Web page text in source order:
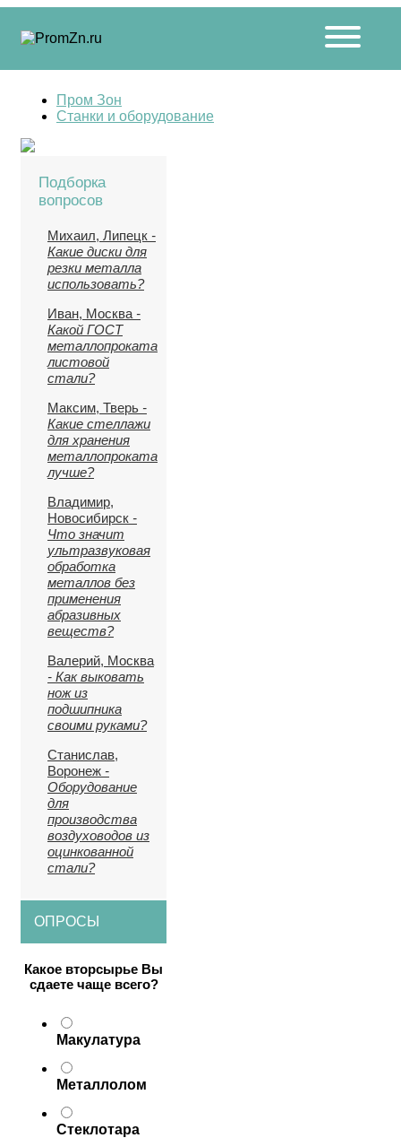
Пром Зон
Станки и оборудование
Подборка
вопросов
Михаил, Липецк -
Какие диски для
резки металла
использовать?
Иван, Москва -
Какой ГОСТ
металлопроката
листовой
стали?
Максим, Тверь -
Какие стеллажи
для хранения
металлопроката
лучше?
Владимир,
Новосибирск -
Что значит
ультразвуковая
обработка
металлов без
применения
абразивных
веществ?
Валерий, Москва
- Как выковать
нож из
подшипника
своими руками?
Станислав,
Воронеж -
Оборудование
для
производства
воздуховодов из
оцинкованной
стали?
ОПРОСЫ
Какое вторсырье Вы
сдаете чаще всего?
Макулатура
Металлолом
Стеклотара